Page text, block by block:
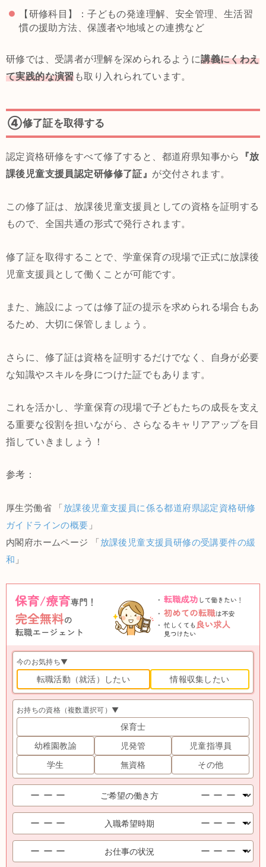
【研修科目】：子どもの発達理解、安全管理、生活習
慣の援助方法、保護者や地域との連携など
研修では、受講者が理解を深められるように講義にくわえ
て実践的な演習 も取り入れられています。
④修了証を取得する
認定資格研修をすべて修了すると、都道府県知事から 『放
課後児童支援員認定研修修了証』 が交付されます。
この修了証は、放課後児童支援員としての資格を証明する
もので、全国共通の形式で発行されます。
修了証を取得することで、学童保育の現場で正式に放課後
児童支援員として働くことが可能です。
また、施設によっては修了証の提示を求められる場合もあ
るため、大切に保管しましょう。
さらに、修了証は資格を証明するだけでなく、自身が必要
な知識やスキルを身につけた証でもあります。
これを活かし、学童保育の現場で子どもたちの成長を支え
る重要な役割を担いながら、さらなるキャリアアップを目
指していきましょう！
参考：
厚生労働省 「放課後児童支援員に係る都道府県認定資格研修
ガイドラインの概要 」
内閣府ホームページ 「放課後児童支援員研修の受講要件の緩
和 」
今のお気持ち▼
転職活動（就活）したい 情報収集したい
お持ちの資格（複数選択可）▼
保育士
幼稚園教諭
児発管
児童指導員
学生
無資格 その他